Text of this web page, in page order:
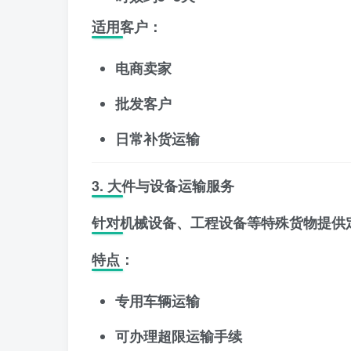
适用客户：
电商卖家
批发客户
日常补货运输
3. 大件与设备运输服务
针对机械设备、工程设备等特殊货物提供
特点：
专用车辆运输
可办理超限运输手续